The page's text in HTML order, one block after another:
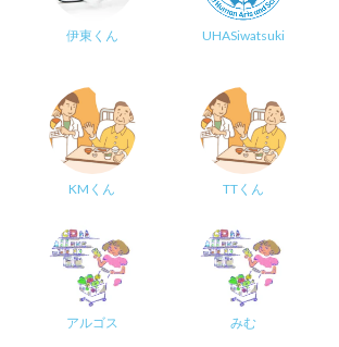
伊東くん UHASiwatsuki
KMくん TTくん
アルゴス みむ